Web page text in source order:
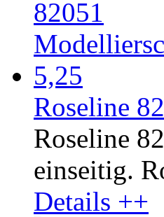
Roseline
Roseline
einseitig.
Details ++